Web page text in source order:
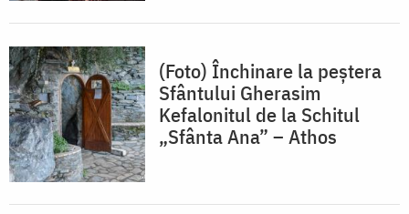
(Foto) Închinare la peştera
Sfântului Gherasim
Kefalonitul de la Schitul
„Sfânta Ana” – Athos